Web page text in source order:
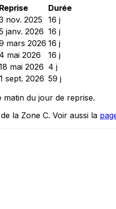
Reprise
Durée
nov. 2025
16 j
janv. 2026 16 j
mars 2026 16 j
mai 2026
16 j
mai 2026 4 j
sept. 2026 59 j
matin du jour de reprise.
la Zone C. Voir aussi la